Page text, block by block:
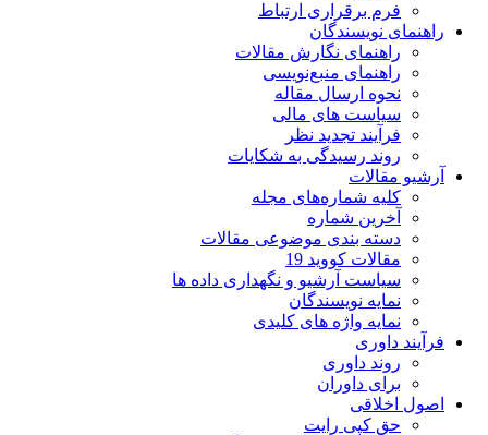
فرم برقراری ارتباط
راهنمای نویسندگان
راهنمای نگارش مقالات
راهنمای منبع‌نویسی
نحوه ارسال مقاله
سیاست های مالی
فرآیند تجدید نظر
روند رسیدگی به شکایات
آرشیو مقالات
کلیه شماره‌های مجله
آخرین شماره
دسته بندی موضوعی مقالات
مقالات کووید 19
سیاست آرشیو و نگهداری داده ها
نمایه نویسندگان
نمایه واژه های کلیدی
فرآیند داوری
روند داوری
برای داوران
اصول اخلاقی
حق کپی رایت